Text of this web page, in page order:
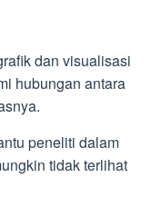
dan visualisasi
hubungan antara
peneliti dalam
tidak terlihat